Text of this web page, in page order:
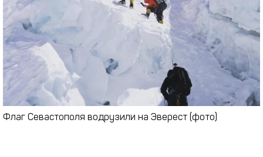
Флаг Севастополя водрузили на Эверест (фото)